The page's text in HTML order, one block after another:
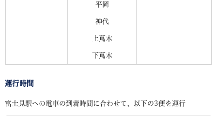
平岡
神代
上蔦木
下蔦木
運行時間
富士見駅への電車の到着時間に合わせて、以下の3便を運行